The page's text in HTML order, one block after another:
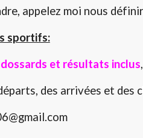
appelez moi nous
sportifs:
dossards et résultats inclus
des arrivées et des